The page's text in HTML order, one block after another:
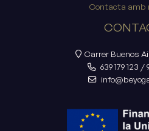
Contacta amb
Carrer Buenos
639 179 123 /